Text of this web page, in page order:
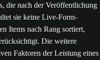
die nach der Veröffentlichung
sie keine Live-Form-
Items nach Rang sortiert,
Die weitere
Faktoren der Leistung eines